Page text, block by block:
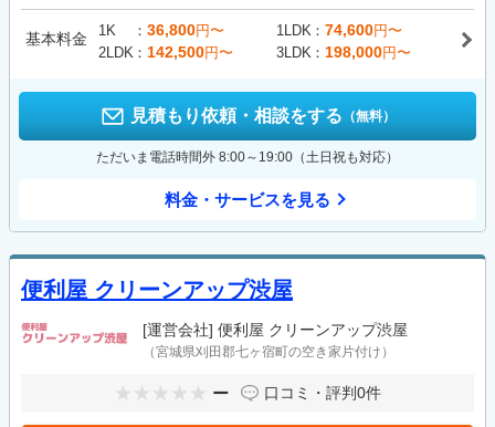
基本料金 1K 36,800円〜 1LDK 74,600円〜
2LDK
142,500円〜 3LDK 198,000円〜
見積もり依頼・相談をする （無料）
ただいま電話時間外 8:00～19:00（土日祝も対応）
料金・サービスを見る
便利屋 クリーンアップ渋屋
[運営会社] 便利屋 クリーンアップ渋屋
（宮城県刈田郡七ヶ宿町の空き家片付け）
ー 口コミ・評判0件